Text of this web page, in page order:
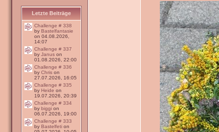
Letzte Beiträge
Challenge # 338
by Bastelfantasie
on 04.08.2026,
14:07
Challenge # 337
by Janus on
01.08.2026, 22:00
Challenge # 336
by Chris on
27.07.2026, 16:05
Challenge # 335
by Heide on
19.07.2026, 20:39
Challenge # 334
by biggi on
06.07.2026, 19:00
Challenge # 333
by Bastelfeti on